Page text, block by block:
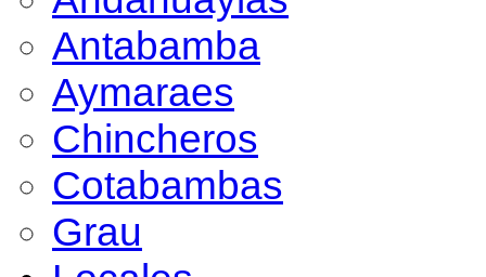
Antabamba
Aymaraes
Chincheros
Cotabambas
Grau